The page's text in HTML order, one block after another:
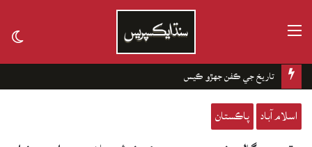
تاريخ جي ڪفن جھڙو ڪيس
اسلام آباد پاڪستان